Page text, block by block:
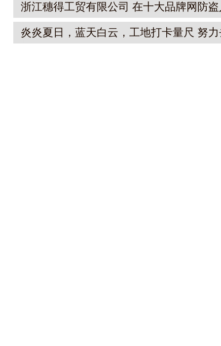
浙江穗得工贸有限公司 在十大品牌网防
户门十大品牌网络票选活动中,荣获“2023
炎炎夏日，蓝天白云，工地打卡量尺 努